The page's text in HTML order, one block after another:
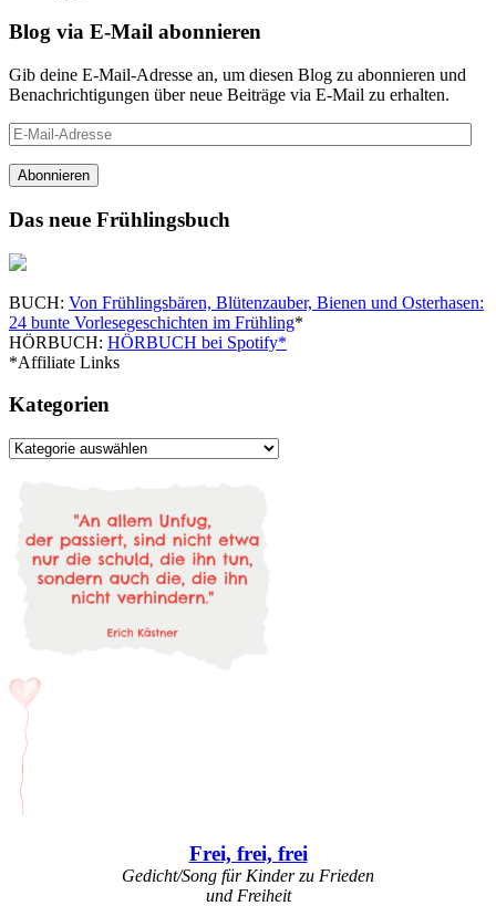
Blog via E-Mail abonnieren
Gib deine E-Mail-Adresse an, um diesen Blog zu abonnieren und
Benachrichtigungen über neue Beiträge via E-Mail zu erhalten.
E-
Mail-
Adresse
Abonnieren
Das neue Frühlingsbuch
BUCH: Von Frühlingsbären, Blütenzauber, Bienen und Osterhasen:
24 bunte Vorlesegeschichten im Frühling*
HÖRBUCH: HÖRBUCH bei Spotify*
*Affiliate Links
Kategorien
Kategorien
Frei, frei, frei
Gedicht/Song für Kinder zu Frieden
und Freiheit